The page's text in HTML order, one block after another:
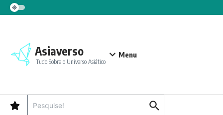
Ir para o conteúdo
Asiaverso
Tudo Sobre o Universo Asiático
Menu